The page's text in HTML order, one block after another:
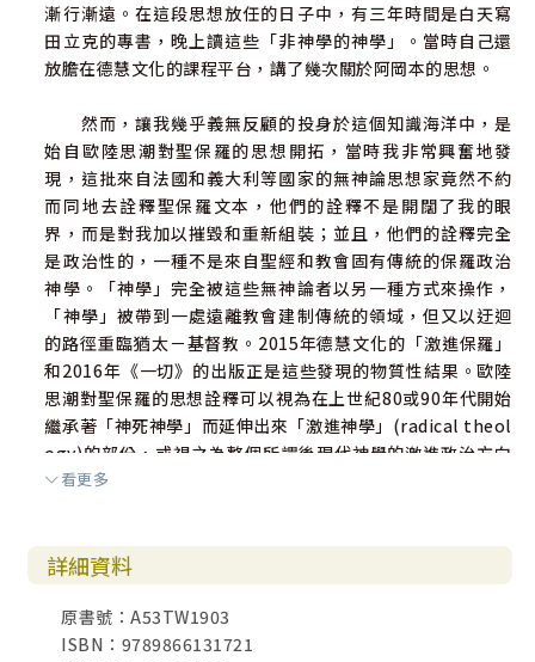
漸行漸遠。在這段思想放任的日子中，有三年時間是白天寫
田立克的專書，晚上讀這些「非神學的神學」。當時自己還
放膽在德慧文化的課程平台，講了幾次關於阿岡本的思想。
然而，讓我幾乎義無反顧的投身於這個知識海洋中，是
始自歐陸思潮對聖保羅的思想開拓，當時我非常興奮地發
現，這批來自法國和義大利等國家的無神論思想家竟然不約
而同地去詮釋聖保羅文本，他們的詮釋不是開闊了我的眼
界，而是對我加以摧毀和重新組裝；並且，他們的詮釋完全
是政治性的，一種不是來自聖經和教會固有傳統的保羅政治
神學。「神學」完全被這些無神論者以另一種方式來操作，
「神學」被帶到一處遠離教會建制傳統的領域，但又以迂迴
的路徑重臨猶太－基督教。2015年德慧文化的「激進保羅」
和2016年《一切》的出版正是這些發現的物質性結果。歐陸
思潮對聖保羅的思想詮釋可以視為在上世紀80或90年代開始
繼承著「神死神學」而延伸出來「激進神學」(radical theol
ogy)的部份，或視之為整個所謂後現代神學的激進政治方向
的神學運動。然而，這種激進神學的意圖是透過摧毀某種主
者仍然會有很多重疊之處。
同時期，當香港教會神學工作者忙於為香港政經劇變而
把脈，熱烈討論暴力的（不）正當性、教會參政、政教分離
看更多
詳細資料
原書號：A53TW1903
ISBN：9789866131721